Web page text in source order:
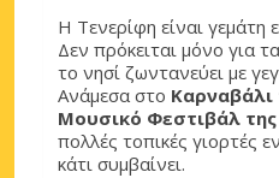
Η Τενερίφη είναι γεμάτη
Δεν πρόκειται μόνο για
το νησί ζωντανεύει με
Ανάμεσα στο Καρναβάλι
Μουσικό Φεστιβάλ
πολλές τοπικές γιορτές
κάτι συμβαίνει.